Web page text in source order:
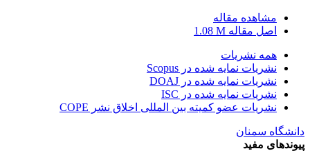
مشاهده مقاله
اصل مقاله 1.08 M
همه نشریات
نشریات نمایه شده در Scopus
نشریات نمایه شده در DOAJ
نشریات نمایه شده در ISC
نشریات عضو کمیته بین المللی اخلاق نشر COPE
دانشگاه سمنان
پیوندهای مفید